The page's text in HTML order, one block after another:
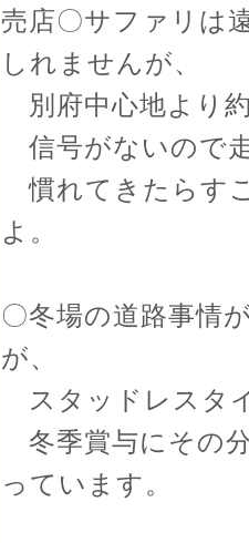
売店〇サファリは
しれませんが、
別府中心地より
信号がないので
慣れてきたらす
よ。
〇冬場の道路事情
が、
スタッドレスタ
冬季賞与にその
っています。